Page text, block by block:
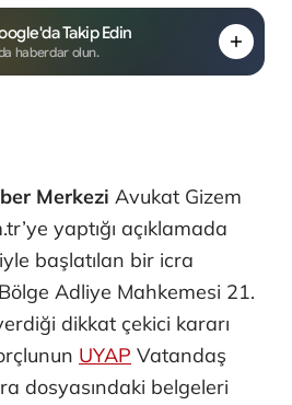
Takip Edin
haberdar olun.
Merkezi Avukat Gizem
yaptığı açıklamada
başlatılan bir icra
Adliye Mahkemesi 21.
dikkat çekici kararı
UYAP Vatandaş
dosyasındaki belgeleri